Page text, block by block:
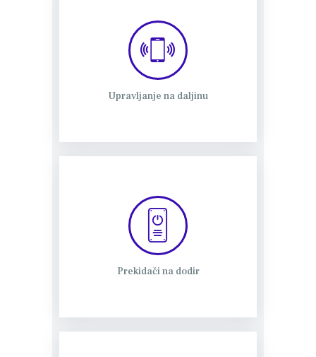
Upravljanje na daljinu
Prekidači na dodir